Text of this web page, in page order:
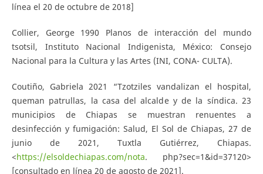
línea el 20 de octubre de 2018]
Collier, George 1990 Planos de interacción del mundo
tsotsil, Instituto Nacional Indigenista, México: Consejo
Nacional para la Cultura y las Artes (INI, CONA- CULTA).
Coutiño, Gabriela 2021 “Tzotziles vandalizan el hospital,
queman patrullas, la casa del alcalde y de la síndica. 23
municipios de Chiapas se muestran renuentes a
desinfección y fumigación: Salud, El Sol de Chiapas, 27 de
junio de 2021, Tuxtla Gutiérrez, Chiapas.
<https://elsoldechiapas.com/nota. php?sec=1&id=37120>
[consultado en línea 20 de agosto de 2021].